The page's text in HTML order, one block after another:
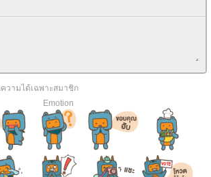
วามได้เฉพาะสมาชิก
Emotion